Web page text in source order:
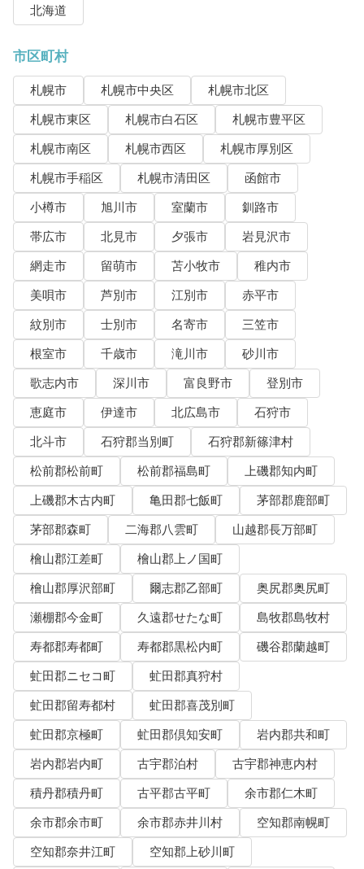
北海道
市区町村
札幌市 札幌市中央区
札幌市北区
札幌市東区
札幌市白石区
札幌市豊平区
札幌市南区
札幌市西区
札幌市厚別区
札幌市手稲区
札幌市清田区
函館市
小樽市
旭川市 室蘭市
釧路市
帯広市
北見市 夕張市
岩見沢市
網走市
留萌市 苫小牧市
稚内市
美唄市
芦別市 江別市
赤平市
紋別市
士別市 名寄市
三笠市
根室市
千歳市 滝川市
砂川市
歌志内市
深川市 富良野市
登別市
恵庭市
伊達市 北広島市
石狩市
北斗市
石狩郡当別町
石狩郡新篠津村
松前郡松前町
松前郡福島町
上磯郡知内町
上磯郡木古内町
亀田郡七飯町
茅部郡鹿部町
茅部郡森町
二海郡八雲町
山越郡長万部町
檜山郡江差町
檜山郡上ノ国町
檜山郡厚沢部町
爾志郡乙部町
奥尻郡奥尻町
瀬棚郡今金町
久遠郡せたな町
島牧郡島牧村
寿都郡寿都町
寿都郡黒松内町
磯谷郡蘭越町
虻田郡ニセコ町
虻田郡真狩村
虻田郡留寿都村
虻田郡喜茂別町
虻田郡京極町
虻田郡倶知安町
岩内郡共和町
岩内郡岩内町
古宇郡泊村
古宇郡神恵内村
積丹郡積丹町
古平郡古平町
余市郡仁木町
余市郡余市町
余市郡赤井川村
空知郡南幌町
空知郡奈井江町
空知郡上砂川町